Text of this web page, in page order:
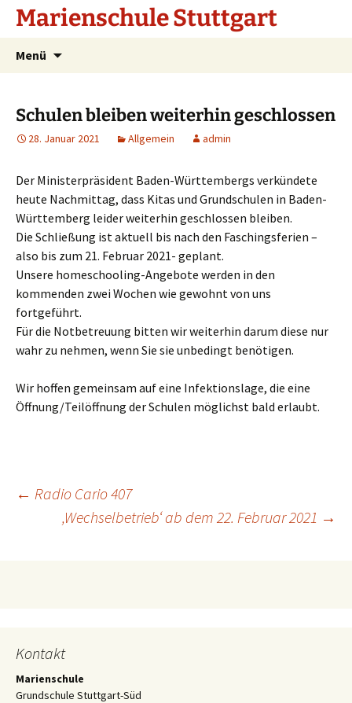
Marienschule Stuttgart
Menü
Schulen bleiben weiterhin geschlossen
28. Januar 2021 Allgemein admin
Der Ministerpräsident Baden-Württembergs verkündete
heute Nachmittag, dass Kitas und Grundschulen in Baden-
Württemberg leider weiterhin geschlossen bleiben.
Die Schließung ist aktuell bis nach den Faschingsferien –
also bis zum 21. Februar 2021- geplant.
Unsere homeschooling-Angebote werden in den
kommenden zwei Wochen wie gewohnt von uns
fortgeführt.
Für die Notbetreuung bitten wir weiterhin darum diese nur
wahr zu nehmen, wenn Sie sie unbedingt benötigen.
Wir hoffen gemeinsam auf eine Infektionslage, die eine
Öffnung/Teilöffnung der Schulen möglichst bald erlaubt.
Beitragsnavigation
← Radio Cario 407
‚Wechselbetrieb‘ ab dem 22. Februar 2021 →
Kontakt
Marienschule
Grundschule Stuttgart-Süd